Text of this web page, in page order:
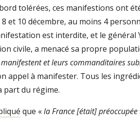
tolérées, ces manifestions ont
et 10 décembre, au moins 4
est interdite, et le général
civile, a menacé sa propre
et leurs commanditaires
appel à manifester. Tous les
part du régime.
que «la France [était] préoccupée